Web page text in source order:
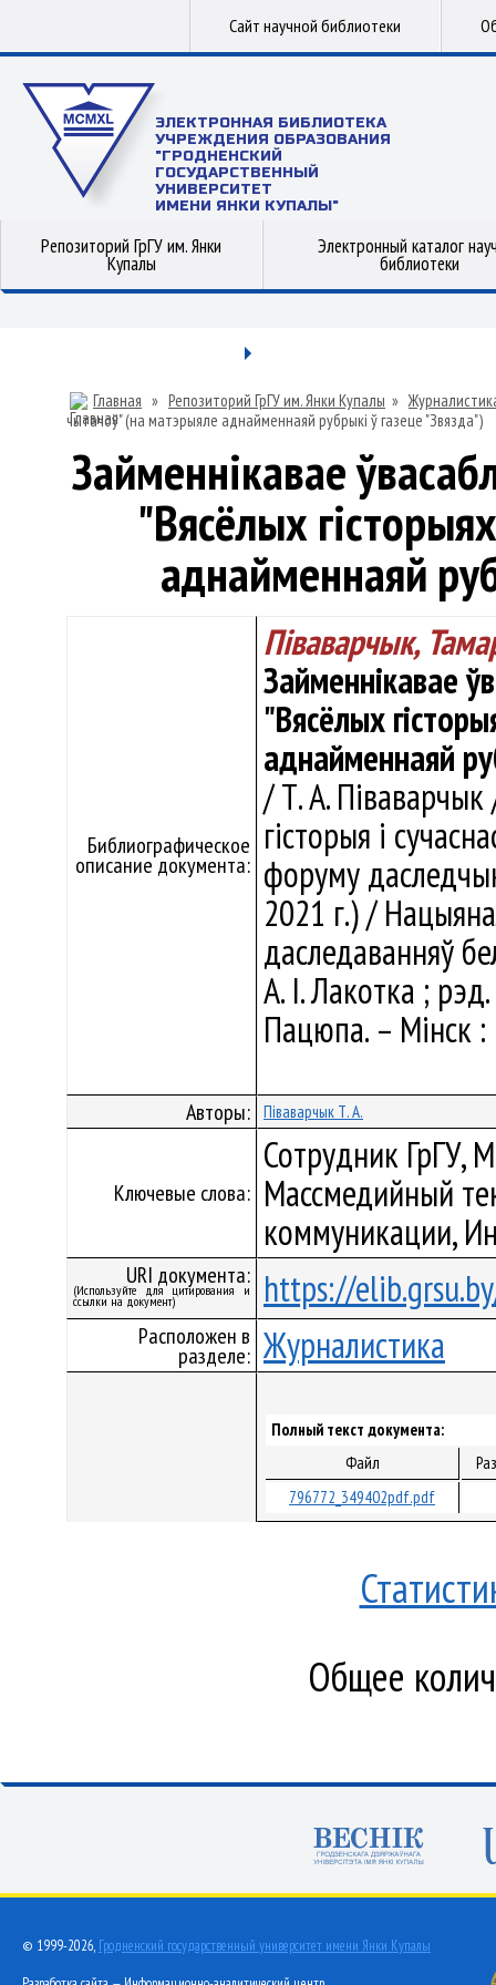
Сайт научной библиотеки
ЭЛЕКТРОННАЯ БИБЛИОТЕКА
УЧРЕЖДЕНИЯ ОБРАЗОВАНИЯ
"ГРОДНЕНСКИЙ
ГОСУДАРСТВЕННЫЙ
УНИВЕРСИТЕТ
ИМЕНИ ЯНКИ КУПАЛЫ"
Репозиторий ГрГУ им. Янки
Купалы
Электронный каталог
библиотеки
Главная » Репозиторий ГрГУ им. Янки Купалы »
чытачоў" (на матэрыяле аднайменнаяй рубрыкі ў газеце "Звязда")
Займеннікавае
"Вясёлых
аднайменнаяй
Библиографическое
описание документа:
Піваварчык,
Займеннікавае
"Вясёлых
аднайменнаяй
/ Т. А.
гісторыя і
форуму
2021 г.) /
даследаванняў
А. І. Лакотка ;
Пацюпа. – Мінск :
Авторы: Піваварчык Т. А.
Ключевые слова:
Сотрудник ГрГУ,
Массмедийный
коммуникации,
URI документа:
(Используйте для цитирования и
ссылки на документ) https://
Расположен в
разделе: Журналистика
Полный текст документа:
Файл
796772_349402pdf.pdf
Общее
© 1999-2026, Гродненский государственный университет имени Янки Купалы